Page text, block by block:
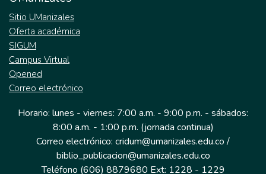
Sitio UManizales
Oferta académica
SIGUM
Campus Virtual
Opened
Correo electrónico
Horario: lunes - viernes: 7:00 a.m. - 9:00 p.m. - sábados:
8:00 a.m. - 1:00 p.m. (jornada continua)
Correo electrónico: cridum@umanizales.edu.co /
biblio_publicacion@umanizales.edu.co
Teléfono (606) 8879680 Ext: 1228 - 1229